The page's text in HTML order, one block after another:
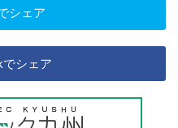
シェア
でシェア